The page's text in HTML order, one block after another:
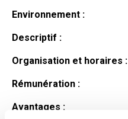
Environnement :
Descriptif :
Organisation et horaires :
Rémunération :
Avantages :